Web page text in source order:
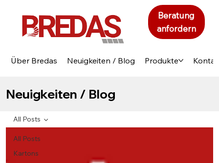
Über Bredas Neuigkeiten / Blog Produkte
Beratung
anfordern
Neuigkeiten / Blog
All Posts
Kartons
All Posts